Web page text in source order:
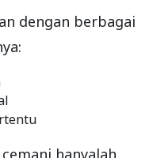
dengan berbagai